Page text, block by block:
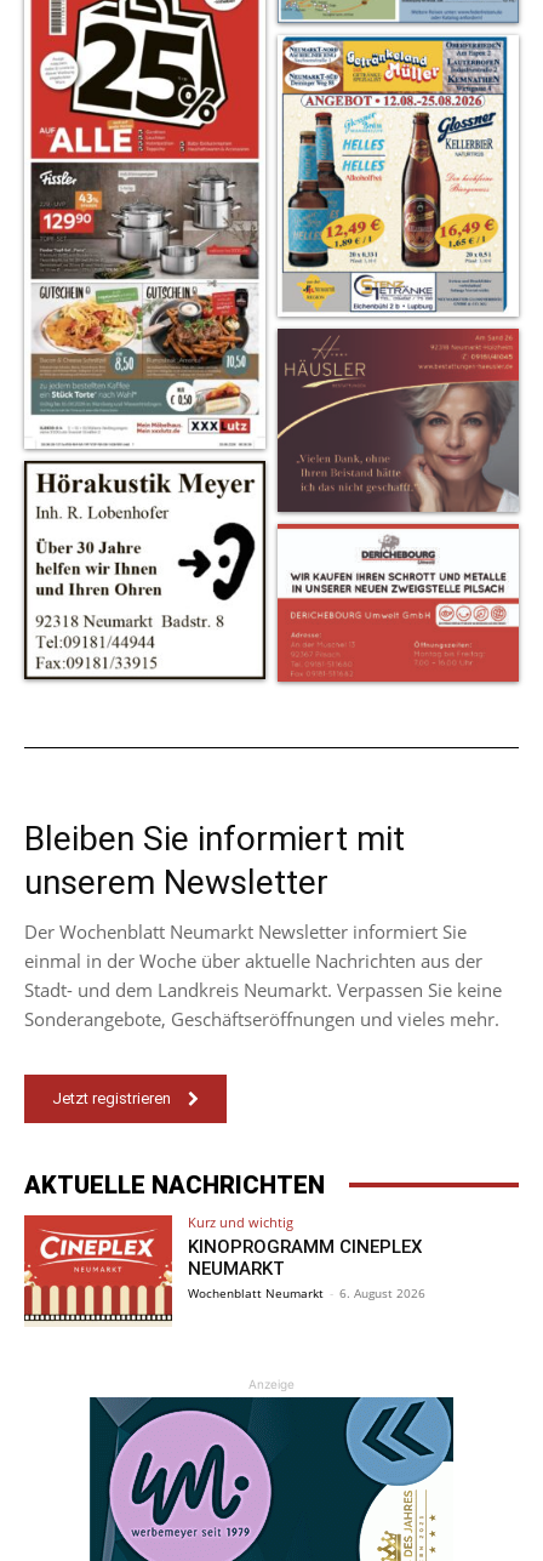
Bleiben Sie informiert mit
unserem Newsletter
Der Wochenblatt Neumarkt Newsletter informiert Sie
einmal in der Woche über aktuelle Nachrichten aus der
Stadt- und dem Landkreis Neumarkt. Verpassen Sie keine
Sonderangebote, Geschäftseröffnungen und vieles mehr.
Jetzt registrieren
AKTUELLE NACHRICHTEN
Kurz und wichtig
KINOPROGRAMM CINEPLEX
NEUMARKT
Wochenblatt Neumarkt - 6. August 2026
Anzeige